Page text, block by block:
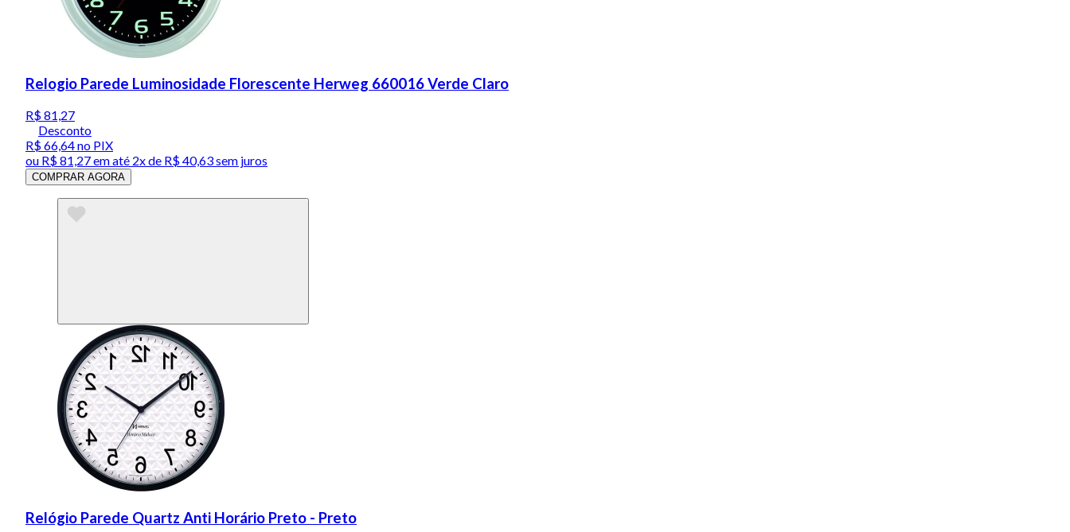
Relogio Parede Luminosidade Florescente Herweg 660016 Verde Claro
R$ 81,27
Desconto
R$ 66,64no PIX
ou R$ 81,27em até 2x de R$ 40,63 sem juros
COMPRAR AGORA
Relógio Parede Quartz Anti Horário Preto - Preto